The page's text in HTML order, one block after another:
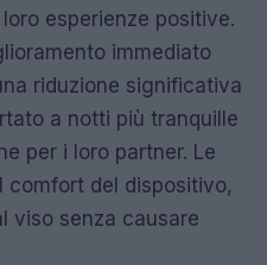
esperienze positive.
immediato
riduzione significativa
a notti più tranquille
per i loro partner. Le
comfort del dispositivo,
viso senza causare